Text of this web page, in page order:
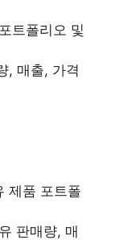
트폴리오 및
, 매출, 가격
제품 포트폴
판매량, 매